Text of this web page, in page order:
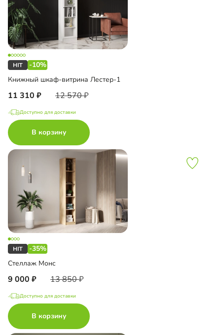
-10%
Книжный шкаф-витрина Лестер-1
11 310 12 570
Доступно для доставки
В корзину
-35%
Стеллаж Монс
9 000 13 850
Доступно для доставки
В корзину